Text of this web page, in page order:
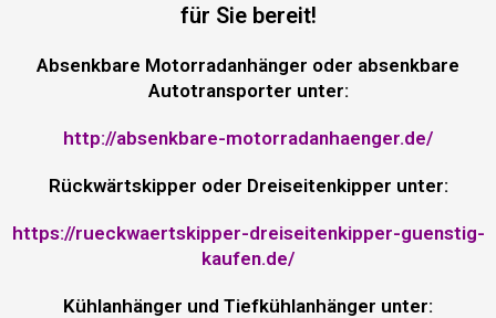
für Sie bereit!
Absenkbare Motorradanhänger oder absenkbare
Autotransporter unter:
http://absenkbare-motorradanhaenger.de/
Rückwärtskipper oder Dreiseitenkipper unter:
https://rueckwaertskipper-dreiseitenkipper-guenstig-
kaufen.de/
Kühlanhänger und Tiefkühlanhänger unter: